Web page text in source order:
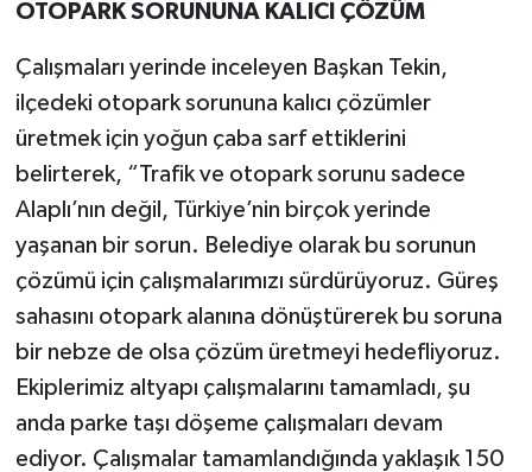
OTOPARK SORUNUNA KALICI ÇÖZÜM
Çalışmaları yerinde inceleyen Başkan Tekin,
ilçedeki otopark sorununa kalıcı çözümler
üretmek için yoğun çaba sarf ettiklerini
belirterek, “Trafik ve otopark sorunu sadece
Alaplı’nın değil, Türkiye’nin birçok yerinde
yaşanan bir sorun. Belediye olarak bu sorunun
çözümü için çalışmalarımızı sürdürüyoruz. Güreş
sahasını otopark alanına dönüştürerek bu soruna
bir nebze de olsa çözüm üretmeyi hedefliyoruz.
Ekiplerimiz altyapı çalışmalarını tamamladı, şu
anda parke taşı döşeme çalışmaları devam
ediyor. Çalışmalar tamamlandığında yaklaşık 150